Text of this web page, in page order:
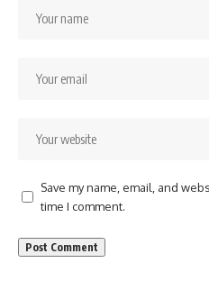
Save my name, email, and
time I comment.